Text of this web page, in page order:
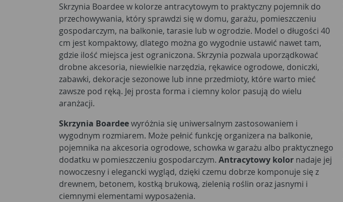
Skrzynia Boardee w kolorze antracytowym to praktyczny pojemnik do
przechowywania, który sprawdzi się w domu, garażu, pomieszczeniu
gospodarczym, na balkonie, tarasie lub w ogrodzie. Model o długości 40
cm jest kompaktowy, dlatego można go wygodnie ustawić nawet tam,
gdzie ilość miejsca jest ograniczona. Skrzynia pozwala uporządkować
drobne akcesoria, niewielkie narzędzia, rękawice ogrodowe, doniczki,
zabawki, dekoracje sezonowe lub inne przedmioty, które warto mieć
zawsze pod ręką. Jej prosta forma i ciemny kolor pasują do wielu
aranżacji.
Skrzynia Boardeewyróżnia się uniwersalnym zastosowaniem i
wygodnym rozmiarem. Może pełnić funkcję organizera na balkonie,
pojemnika na akcesoria ogrodowe, schowka w garażu albo praktycznego
dodatku w pomieszczeniu gospodarczym. Antracytowy kolor nadaje jej
nowoczesny i elegancki wygląd, dzięki czemu dobrze komponuje się z
drewnem, betonem, kostką brukową, zielenią roślin oraz jasnymi i
ciemnymi elementami wyposażenia.